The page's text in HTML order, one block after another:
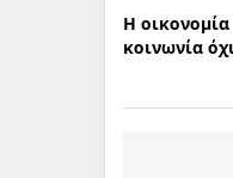
Η
κοινωνία